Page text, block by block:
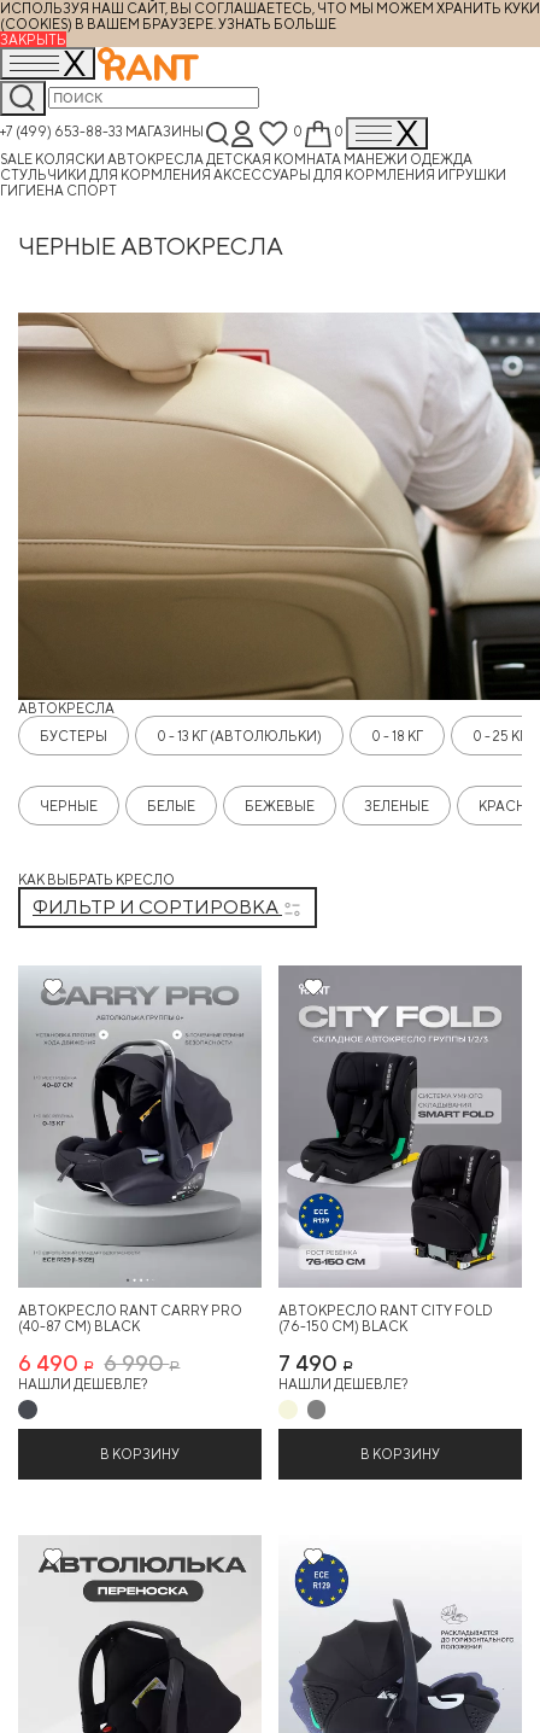
ИСПОЛЬЗУЯ НАШ САЙТ, ВЫ СОГЛАШАЕТЕСЬ, ЧТО МЫ МОЖЕМ ХРАНИТЬ КУКИ
(COOKIES) В ВАШЕМ БРАУЗЕРЕ. УЗНАТЬ БОЛЬШЕ
ЗАКРЫТЬ
+7 (499) 653-88-33 МАГАЗИНЫ 0
0
SALE КОЛЯСКИ АВТОКРЕСЛА ДЕТСКАЯ КОМНАТА МАНЕЖИ ОДЕЖДА
СТУЛЬЧИКИ ДЛЯ КОРМЛЕНИЯ АКСЕССУАРЫ ДЛЯ КОРМЛЕНИЯ ИГРУШКИ
ГИГИЕНА СПОРТ
ЧЕРНЫЕ АВТОКРЕСЛА
АВТОКРЕСЛА
БУСТЕРЫ
0 - 13 КГ (АВТОЛЮЛЬКИ) 0 - 18 КГ 0 - 25 КГ
ЧЕРНЫЕ БЕЛЫЕ БЕЖЕВЫЕ ЗЕЛЕНЫЕ
КАК ВЫБРАТЬ КРЕСЛО
ФИЛЬТР И СОРТИРОВКА
7% Хит
АВТОКРЕСЛО RANT CARRY PRO
(40-87 СМ) BLACK
6 490 Р 6 990Р
НАШЛИ ДЕШЕВЛЕ?
В КОРЗИНУ
Новинка
АВТОКРЕСЛО RANT CITY FOLD
(76-150 СМ) BLACK
7 490 Р
НАШЛИ ДЕШЕВЛЕ?
В КОРЗИНУ
8%